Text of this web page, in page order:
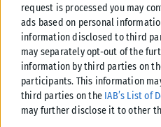
request is processed you may
ads based on personal
information disclosed to third
may separately opt-out of the
information by third parties on
participants. This information
third parties on the IAB’s List of
may further disclose it to other